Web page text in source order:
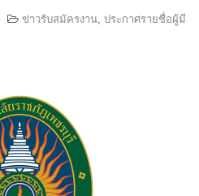
ข่าวรับสมัครงาน, ประกาศรายชื่อผู้มี